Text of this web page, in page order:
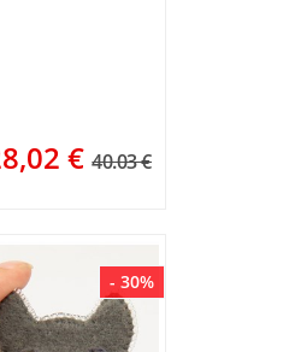
Magicos
€ 40.03 €
- 30%